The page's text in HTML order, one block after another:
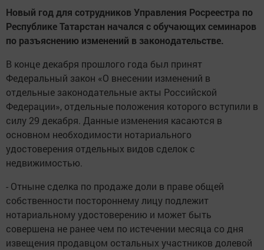
Новый год для сотрудников Управления Росреестра по
Республике Татарстан начался с обучающих семинаров
по разъяснению изменений в законодательстве.
В конце декабря прошлого года был принят
Федеральный закон «О внесении изменений в
отдельные законодательные акты Российской
Федерации», отдельные положения которого вступили в
силу 29 декабря. Данные изменения касаются в
основном необходимости нотариального
удостоверения отдельных видов сделок с
недвижимостью.
- Отныне сделка по продаже доли в праве общей
собственности постороннему лицу подлежит
нотариальному удостоверению и может быть
совершена не ранее чем по истечении месяца со дня
извещения продавцом остальных участников долевой